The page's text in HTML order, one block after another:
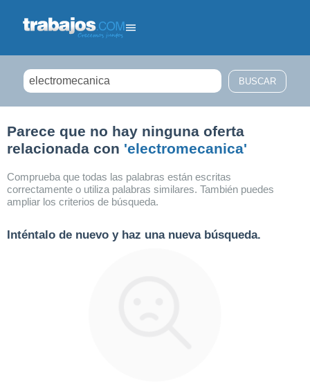
Parece que no hay ninguna oferta
relacionada con 'electromecanica'
Comprueba que todas las palabras están escritas
correctamente o utiliza palabras similares. También puedes
ampliar los criterios de búsqueda.
Inténtalo de nuevo y haz una nueva búsqueda.